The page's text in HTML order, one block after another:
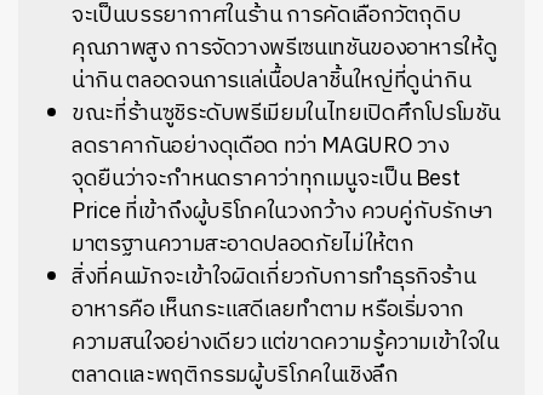
จะเป็นบรรยากาศในร้าน การคัดเลือกวัตถุดิบ
คุณภาพสูง การจัดวางพรีเซนเทชันของอาหารให้ดู
น่ากิน ตลอดจนการแล่เนื้อปลาชิ้นใหญ่ที่ดูน่ากิน
ขณะที่ร้านซูชิระดับพรีเมียมในไทยเปิดศึกโปรโมชัน
ลดราคากันอย่างดุเดือด ทว่า MAGURO วาง
จุดยืนว่าจะกำหนดราคาว่าทุกเมนูจะเป็น Best
Price ที่เข้าถึงผู้บริโภคในวงกว้าง ควบคู่กับรักษา
มาตรฐานความสะอาดปลอดภัยไม่ให้ตก
สิ่งที่คนมักจะเข้าใจผิดเกี่ยวกับการทำธุรกิจร้าน
อาหารคือ เห็นกระแสดีเลยทำตาม หรือเริ่มจาก
ความสนใจอย่างเดียว แต่ขาดความรู้ความเข้าใจใน
ตลาดและพฤติกรรมผู้บริโภคในเชิงลึก